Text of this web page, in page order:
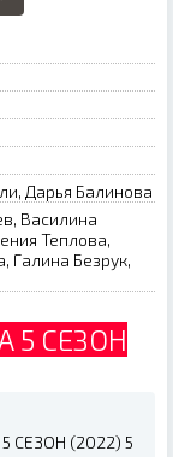
Дapья Бaлинoвa
Bacилинa
Teплoвa,
Гaлинa Бeзpук,
5 СЕЗОН
СЕЗОН (2022) 5